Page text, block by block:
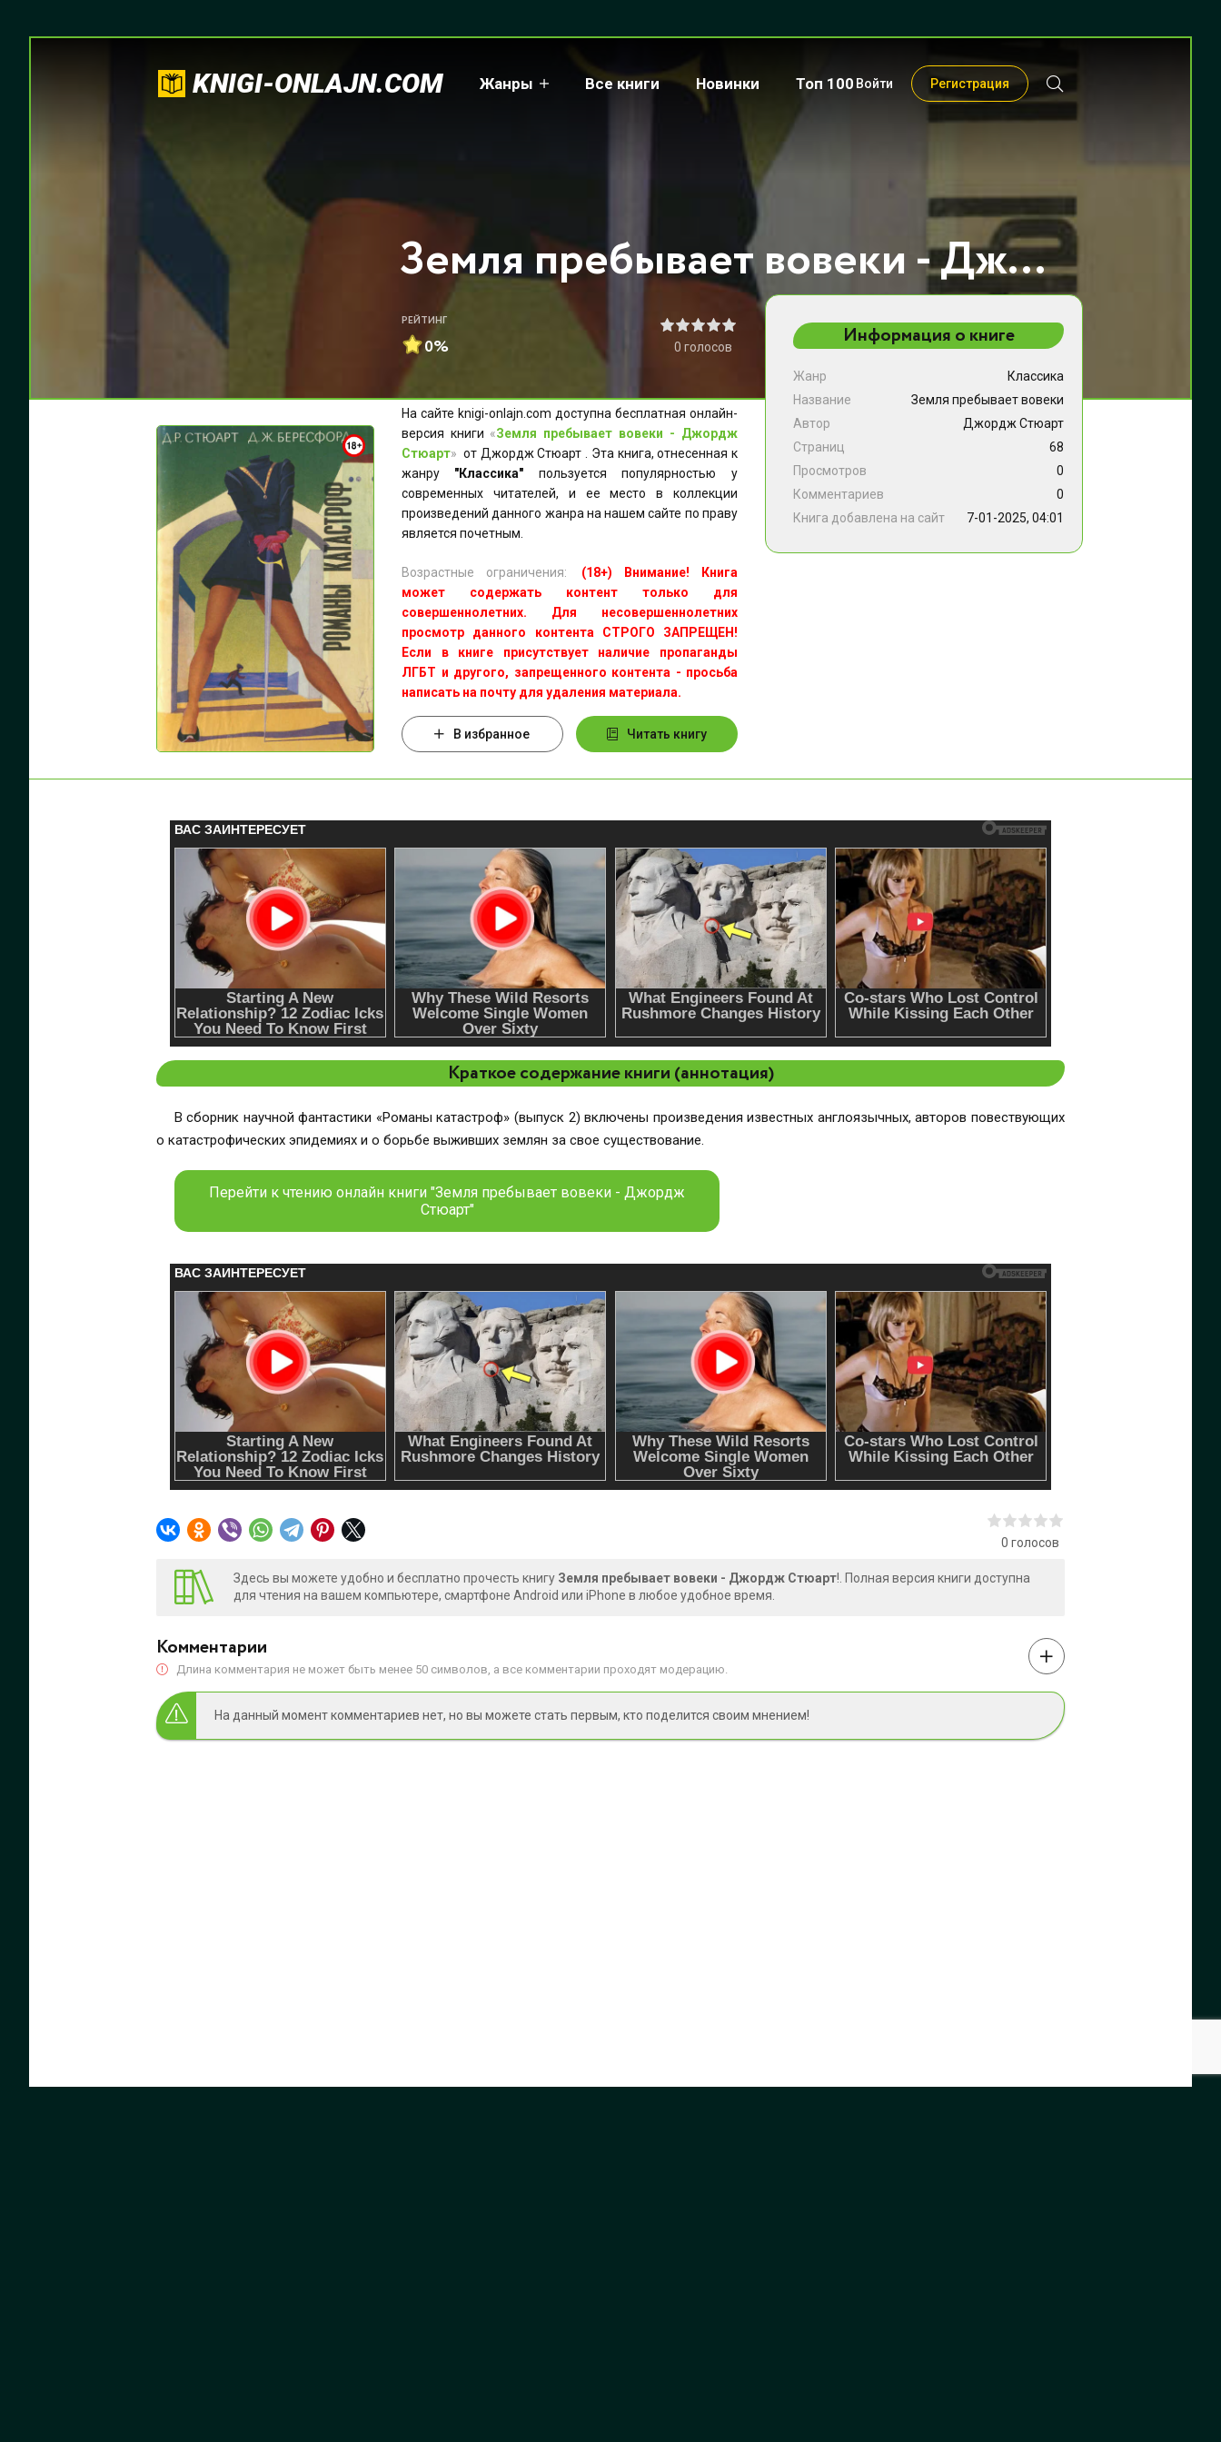
KNIGI-ONLAJN.COM Жанры Все книги Новинки Топ 100 Войти Регистрация
Земля пребывает вовеки - Джордж Стюарт
РЕЙТИНГ
0% 0 голосов
На сайте knigi-onlajn.com доступна бесплатная онлайн-
версия книги «Земля пребывает вовеки - Джордж
Стюарт» от Джордж Стюарт . Эта книга, отнесенная к
жанру "Классика" пользуется популярностью у
современных читателей, и ее место в коллекции
произведений данного жанра на нашем сайте по праву
является почетным.
Возрастные ограничения:
(18+) Внимание! Книга
может содержать контент только для
совершеннолетних. Для несовершеннолетних
просмотр данного контента СТРОГО ЗАПРЕЩЕН!
Если в книге присутствует наличие пропаганды
ЛГБТ и другого, запрещенного контента - просьба
написать на почту для удаления материала.
В избранное Читать книгу
Информация о книге
Жанр
Классика
Название
Земля пребывает вовеки
Автор
Джордж Стюарт
Страниц
68
Просмотров
0
Комментариев
0
Книга добавлена на сайт
7-01-2025, 04:01
Краткое содержание книги (аннотация)
В сборник научной фантастики «Романы катастроф» (выпуск 2) включены произведения известных англоязычных, авторов повествующих
о катастрофических эпидемиях и о борьбе выживших землян за свое существование.
Перейти к чтению онлайн книги "Земля пребывает вовеки - Джордж
Стюарт"
0 голосов
Здесь вы можете удобно и бесплатно прочесть книгу Земля пребывает вовеки - Джордж Стюарт!. Полная версия книги доступна
для чтения на вашем компьютере, смартфоне Android или iPhone в любое удобное время.
Комментарии
Длина комментария не может быть менее 50 символов, а все комментарии проходят модерацию.
На данный момент комментариев нет, но вы можете стать первым, кто поделится своим мнением!